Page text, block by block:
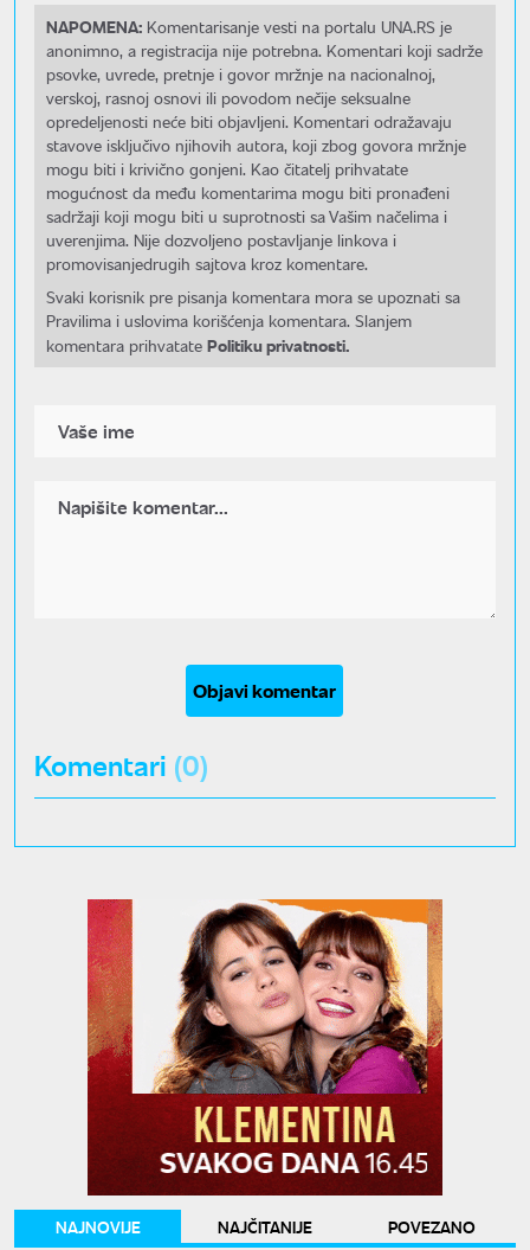
NAPOMENA: Komentarisanje vesti na portalu UNA.RS je
anonimno, a registracija nije potrebna. Komentari koji sadrže
psovke, uvrede, pretnje i govor mržnje na nacionalnoj,
verskoj, rasnoj osnovi ili povodom nečije seksualne
opredeljenosti neće biti objavljeni. Komentari odražavaju
stavove isključivo njihovih autora, koji zbog govora mržnje
mogu biti i krivično gonjeni. Kao čitatelj prihvatate
mogućnost da među komentarima mogu biti pronađeni
sadržaji koji mogu biti u suprotnosti sa Vašim načelima i
uverenjima. Nije dozvoljeno postavljanje linkova i
promovisanjedrugih sajtova kroz komentare.
Svaki korisnik pre pisanja komentara mora se upoznati sa
Pravilima i uslovima korišćenja komentara. Slanjem
komentara prihvatate Politiku privatnosti.
Objavi komentar
Komentari (0)
NAJNOVIJE NAJČITANIJE
POVEZANO